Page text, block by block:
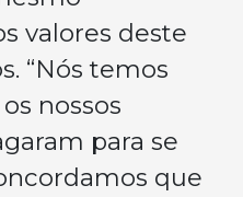
valores deste
“Nós temos
nossos
para se
que